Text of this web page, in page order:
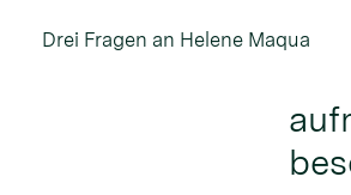
Drei Fragen an Helene Maqua